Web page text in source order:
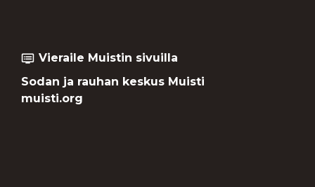
dvr Vieraile Muistin sivuilla
Sodan ja rauhan keskus Muisti
muisti.org